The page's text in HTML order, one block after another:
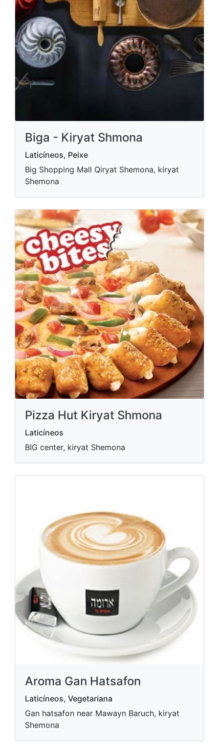
Biga - Kiryat Shmona
Laticíneos, Peixe
Big Shopping Mall Qiryat Shemona, kiryat
Shemona
Pizza Hut Kiryat Shmona
Laticíneos
BIG center, kiryat Shemona
Aroma Gan Hatsafon
Laticíneos, Vegetariana
Gan hatsafon near Mawayn Baruch, kiryat
Shemona